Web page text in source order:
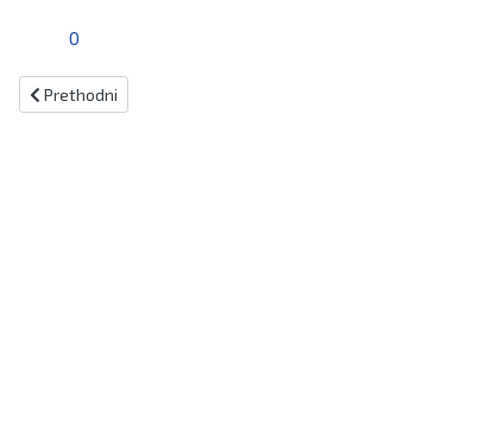
0
Prethodni članak: Uvjeti za vožnju povoljni
Prethodni